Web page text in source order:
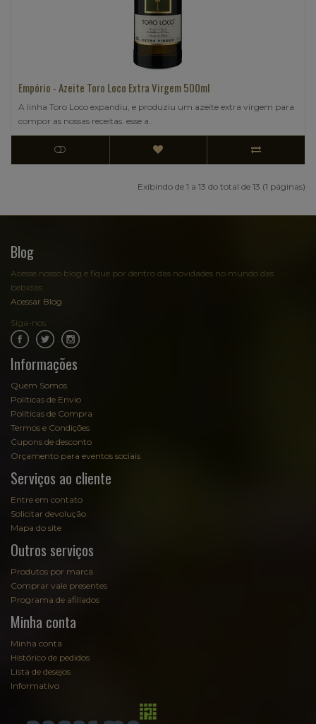
Empório - Azeite Toro Loco Extra Virgem 500ml
A linha Toro Loco expandiu, e produziu um azeite extra virgem para
compor as nossas receitas. esse a..
Exibindo de 1 a 13 do total de 13 (1 páginas)
Blog
Acesse nosso blog e fique por dentro das novidades no mundo das
bebidas:
Acessar Blog
Siga-nos:
Informações
Quem Somos
Políticas de Envio
Políticas de Compra
Termos e Condições
Cupons de desconto
Orçamento para eventos sociais
Serviços ao cliente
Entre em contato
Solicitar devolução
Mapa do site
Outros serviços
Produtos por marca
Comprar vale presentes
Programa de afiliados
Minha conta
Minha conta
Histórico de pedidos
Lista de desejos
Informativo